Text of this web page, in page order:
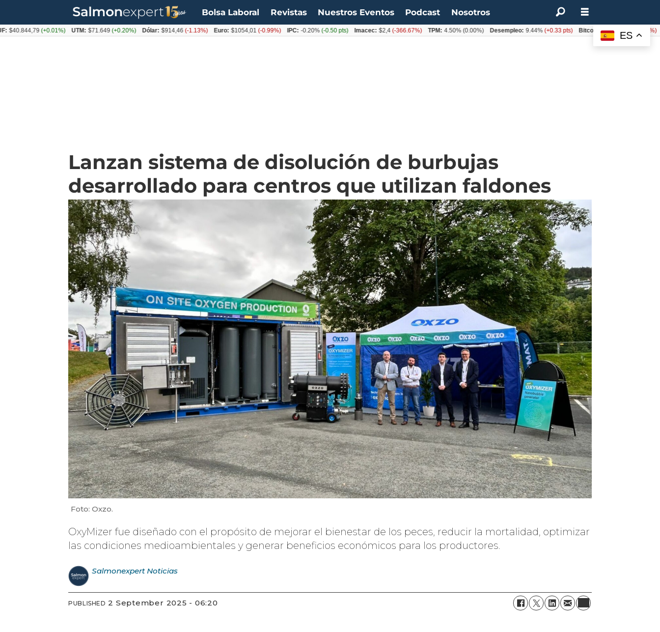
Bolsa Laboral Revistas Nuestros Eventos Podcast Nosotros
Lanzan sistema de disolución de burbujas
desarrollado para centros que utilizan faldones
Foto: Oxzo.
OxyMizer fue diseñado con el propósito de mejorar el bienestar de los peces, reducir la mortalidad, optimizar
las condiciones medioambientales y generar beneficios económicos para los productores.
Salmonexpert Noticias
PUBLISHED 2 September 2025 - 06:20
ES
(+0.01%) UTM: $71.649(+0.20%) Dólar: $914,46(-1.13%) Euro: $1054,01(-0.99%) IPC: -0.20%(-0.50 pts) Imacec: $2,4(-366.67%) TPM: 4.50% (0.00%) Desempleo: 9.44% (+0.33 pts) Bitcoin: $62.760,11(-1.74%) UF: